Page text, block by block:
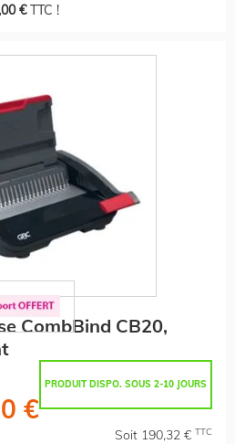
€TTC !
CombBind CB20,
PRODUIT DISPO. SOUS 2-10 JOURS
€
Soit 190,32 € TTC